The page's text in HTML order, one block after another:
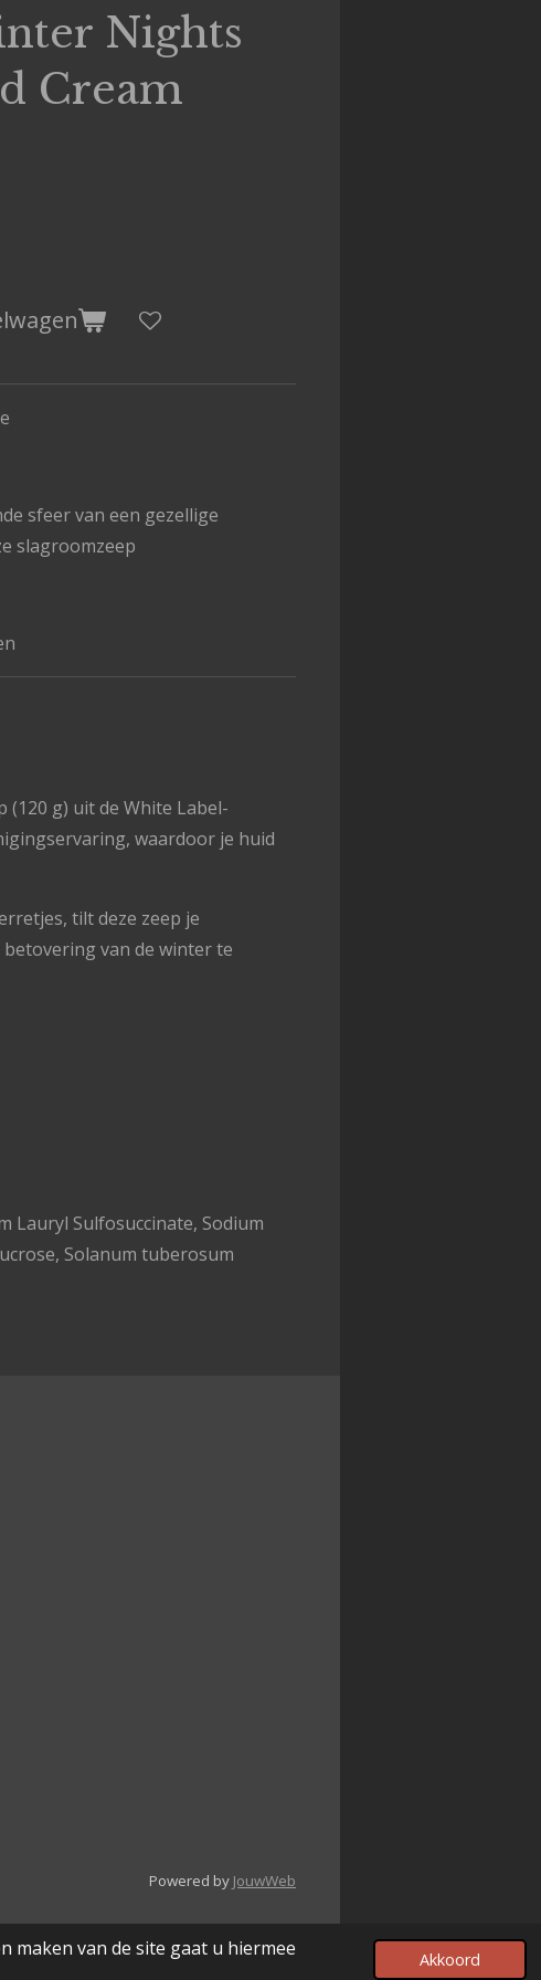
maken van de site gaat u hiermee
Akkoord
Nights
Cream
sfeer van een gezellige
slagroomzeep
g) uit de White Label-
waardoor je huid
tilt deze zeep je
van de winter te
Lauryl Sulfosuccinate, Sodium
Solanum tuberosum
Powered by JouwWeb